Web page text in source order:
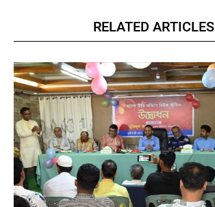
RELATED ARTICLES